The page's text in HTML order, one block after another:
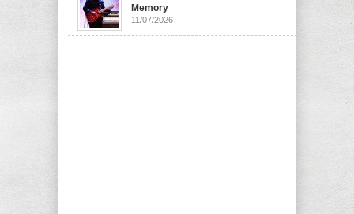
Memory
11/07/2026